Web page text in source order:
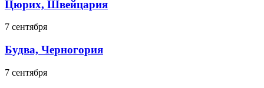
Цюрих, Швейцария
7 сентября
Будва, Черногория
7 сентября